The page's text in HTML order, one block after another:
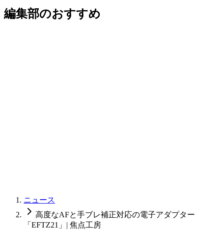
編集部のおすすめ
ニュース
高度なAFと手ブレ補正対応の電子アダプター
「EFTZ21」| 焦点工房